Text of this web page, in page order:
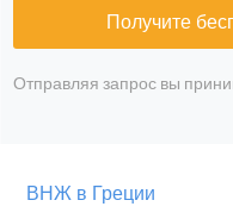
Получите
Отправляя запрос вы
ВНЖ в Греции